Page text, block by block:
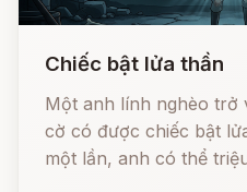
Chiếc bật lửa thần
Một anh lính nghèo trở
cờ có được chiếc bật
một lần, anh có thể